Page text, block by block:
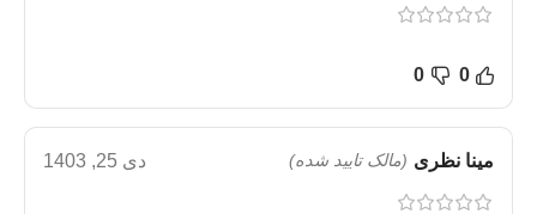
0
0
مینا نظری (مالک تایید شده) دی 25, 1403